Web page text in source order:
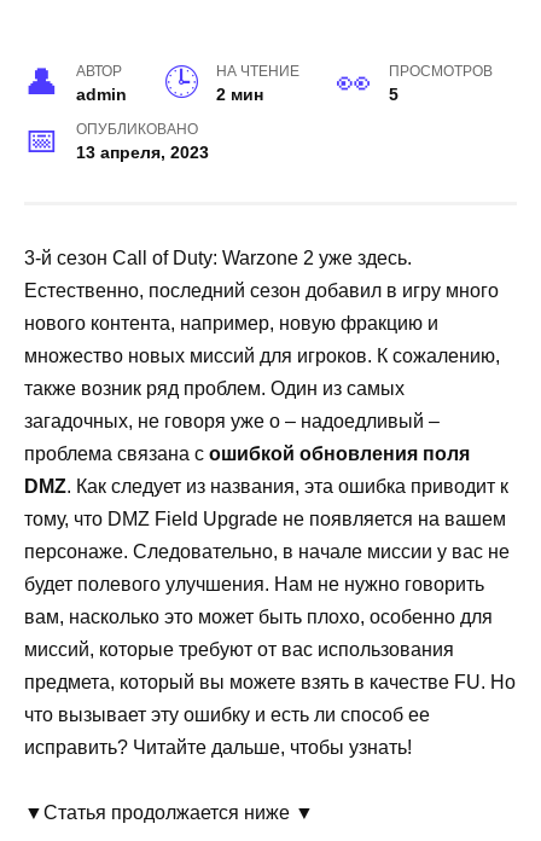
АВТОР
admin
НА ЧТЕНИЕ
2 мин
ПРОСМОТРОВ
5
ОПУБЛИКОВАНО
13 апреля, 2023
3-й сезон Call of Duty: Warzone 2 уже здесь.
Естественно, последний сезон добавил в игру много
нового контента, например, новую фракцию и
множество новых миссий для игроков. К сожалению,
также возник ряд проблем. Один из самых
загадочных, не говоря уже о – надоедливый –
проблема связана с ошибкой обновления поля
DMZ. Как следует из названия, эта ошибка приводит к
тому, что DMZ Field Upgrade не появляется на вашем
персонаже. Следовательно, в начале миссии у вас не
будет полевого улучшения. Нам не нужно говорить
вам, насколько это может быть плохо, особенно для
миссий, которые требуют от вас использования
предмета, который вы можете взять в качестве FU. Но
что вызывает эту ошибку и есть ли способ ее
исправить? Читайте дальше, чтобы узнать!
▼Статья продолжается ниже ▼